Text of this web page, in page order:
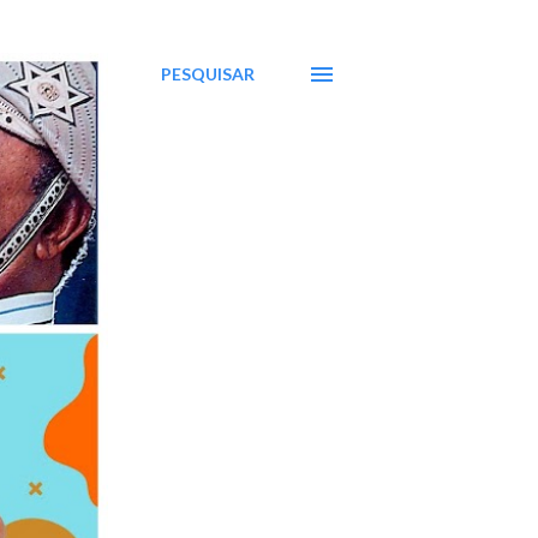
PESQUISAR